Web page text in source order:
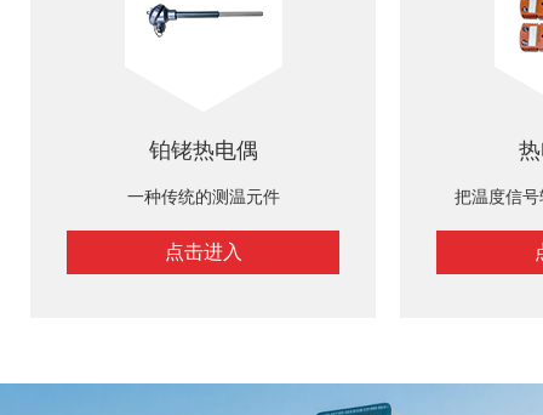
铂铑热电偶
一种传统的测温元件
点击进入
把温度信